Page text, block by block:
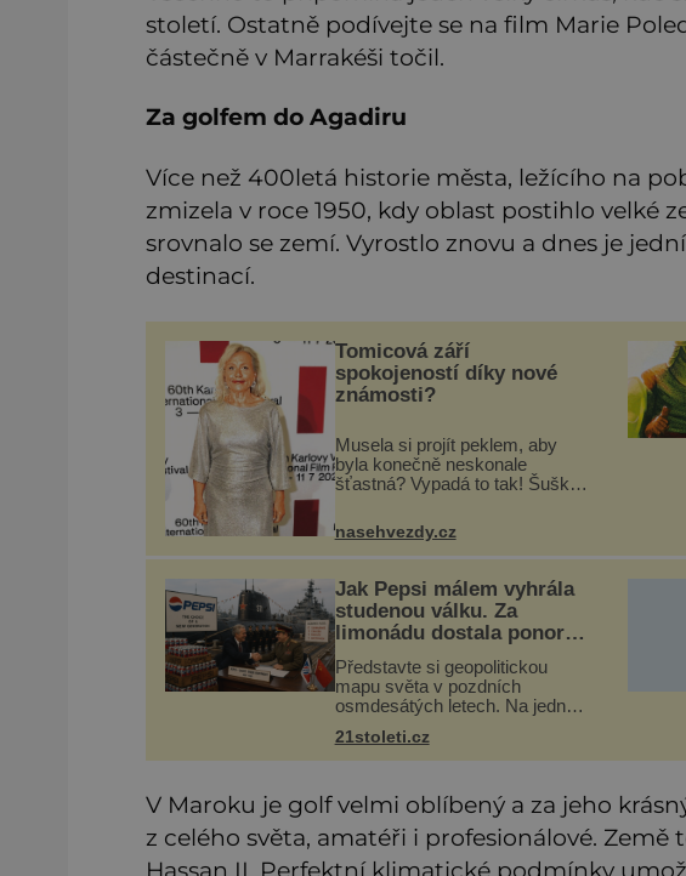
století. Ostatně podívejte se na film Marie
částečně v Marrakéši točil.
Za golfem do Agadiru
Více než 400letá historie města, ležícího na
zmizela v roce 1950, kdy oblast postihlo velké
srovnalo se zemí. Vyrostlo znovu a dnes je
destinací.
Tomicová září
spokojeností díky nové
známosti?
Musela si projít peklem, aby
byla konečně neskonale
šťastná? Vypadá to tak! Šušká
Slunečná Pavla Tomicová (64)
je konečně šťastně zamilovaná.
A není divu, její údajný nový
nasehvezdy.cz
Jak Pepsi málem vyhrála
studenou válku. Za
limonádu dostala ponorky
i křižník
Představte si geopolitickou
mapu světa v pozdních
osmdesátých letech. Na jedné
Moskva. Mezi nimi jaderný
arzenál schopný zničit planetu
opona a
21stoleti.cz
V Maroku je golf velmi oblíbený a za jeho
z celého světa, amatéři i profesionálové.
Hassan II. Perfektní klimatické podmínky